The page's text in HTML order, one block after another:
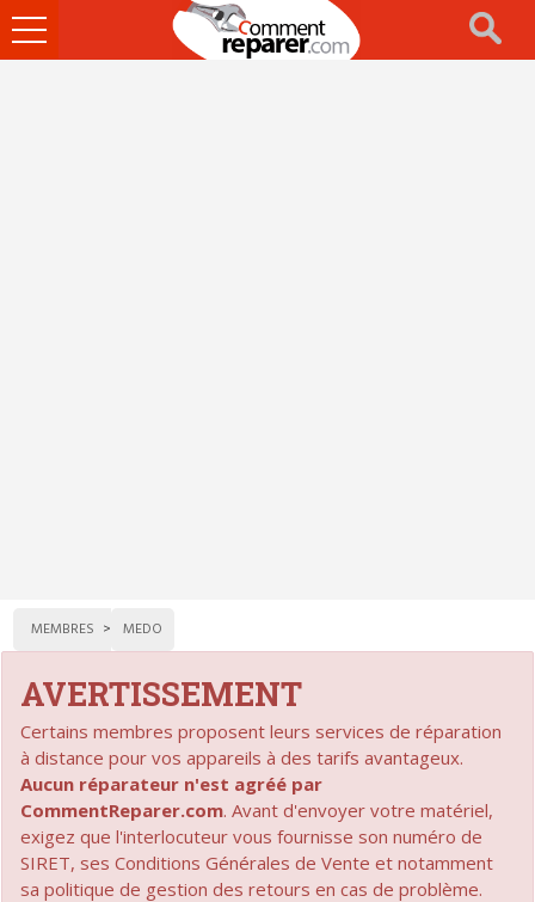
Ouvrir
le
MEMBRES MEDO
AVERTISSEMENT
Certains membres proposent leurs services de réparation
à distance pour vos appareils à des tarifs avantageux.
Aucun réparateur n'est agréé par
CommentReparer.com. Avant d'envoyer votre matériel,
exigez que l'interlocuteur vous fournisse son numéro de
SIRET, ses Conditions Générales de Vente et notamment
sa politique de gestion des retours en cas de problème.